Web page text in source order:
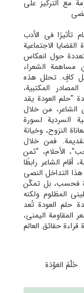
مع الترکیز على
تأثیرًا فی الأدب
الاجتماعیة
حول انعکاس
الشعراء
کافٍ. تحلل هذه
المکتبیة،
"حلم العودة یقد
من خلال
السردیة لسورة
النزوح، وخیانة
فمن خلال
الأحلام، "ثمن
الشاعر رابطًا
التداخل النصی
فحسب، بل تمکّن
المظلوم ولکنه
حلم العودة تُعد
المقاومة الیمنی،
حقائق العالم
حُلْمُ العَوْدَة